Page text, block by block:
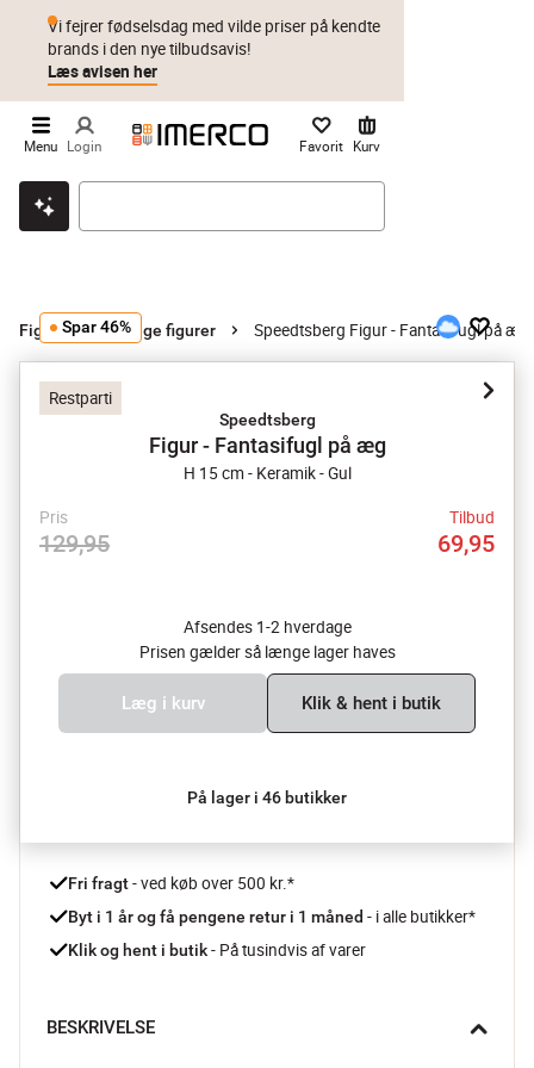
Klik & hent Byt i 1 år Prismatch
Vi fejrer fødselsdag med vilde priser på kendte
brands i den nye tilbudsavis!
Læs avisen her
Menu Login Favorit Kurv
Figurer Øvrige figurer Speedtsberg Figur - Fantasifugl på æg
Restparti
Spar 46%
Speedtsberg
Figur - Fantasifugl på æg
H 15 cm - Keramik - Gul
Pris
129,95
Tilbud
69,95
Afsendes 1-2 hverdage
Prisen gælder så længe lager haves
Læg i kurv Klik & hent i butik
På lager i 46 butikker
Fri fragt - ved køb over 500 kr.*
Byt i 1 år og få pengene retur i 1 måned - i alle butikker*
Klik og hent i butik - På tusindvis af varer
BESKRIVELSE